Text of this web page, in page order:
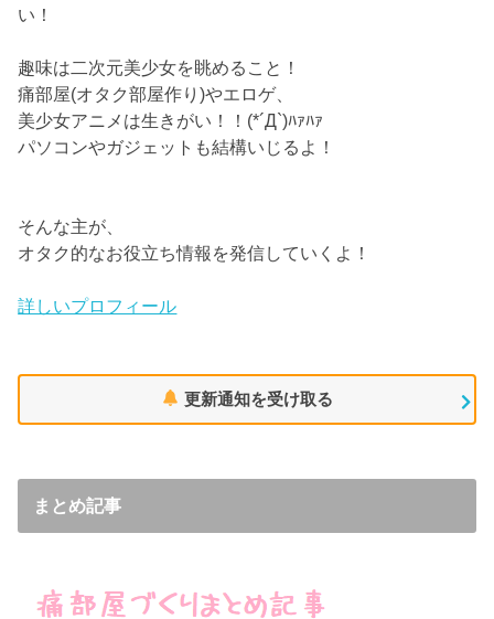
い！
趣味は二次元美少女を眺めること！
痛部屋(オタク部屋作り)やエロゲ、
美少女アニメは生きがい！！(*´Д`)ﾊｧﾊｧ
パソコンやガジェットも結構いじるよ！
そんな主が、
オタク的なお役立ち情報を発信していくよ！
詳しいプロフィール
更新通知を受け取る
まとめ記事